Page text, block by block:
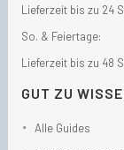
Lieferzeit bis zu 24
So. & Feiertage:
Lieferzeit bis zu 48
GUT ZU
Alle Guides